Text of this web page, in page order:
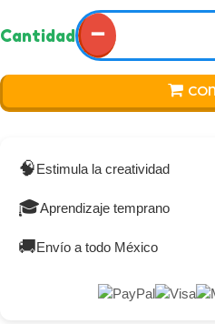
Cantidad −
🧠Estimula la creatividad
🎓Aprendizaje temprano
🚚Envío a todo México